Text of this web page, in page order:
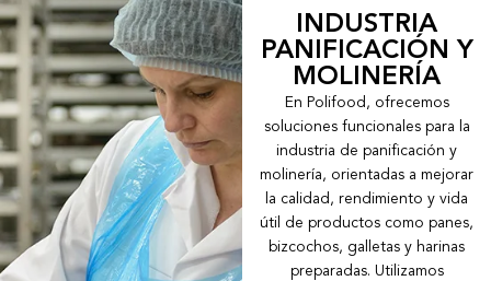
INDUSTRIA
PANIFICACIÓN Y
MOLINERÍA
En Polifood, ofrecemos
soluciones funcionales para la
industria de panificación y
molinería, orientadas a mejorar
la calidad, rendimiento y vida
útil de productos como panes,
bizcochos, galletas y harinas
preparadas. Utilizamos